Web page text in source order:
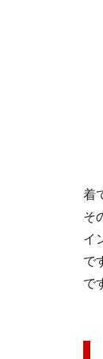
着
そ
イ
で
で